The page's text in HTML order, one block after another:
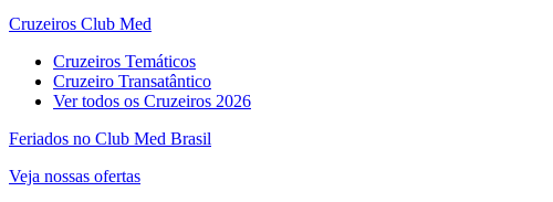
Cruzeiros Club Med
Cruzeiros Temáticos
Cruzeiro Transatântico
Ver todos os Cruzeiros 2026
Feriados no Club Med Brasil
Veja nossas ofertas